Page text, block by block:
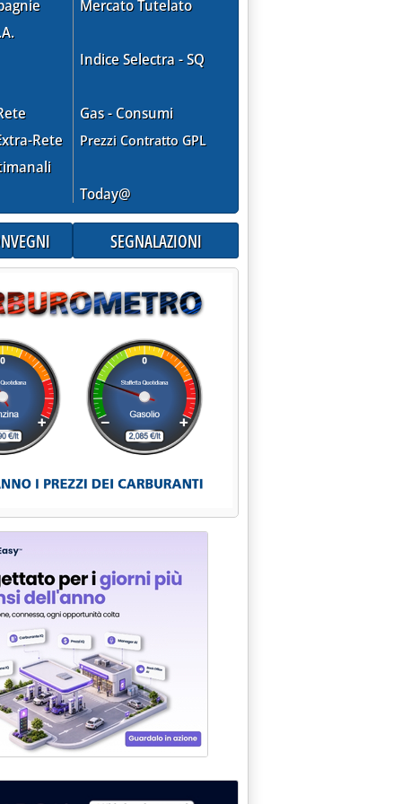
Rete
Mercato Tutelato
Indice Selectra - SQ
Gas - Consumi
Prezzi Contratto GPL
Today@
SEGNALAZIONI